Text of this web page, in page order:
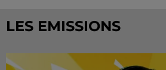
LES EMISSIONS